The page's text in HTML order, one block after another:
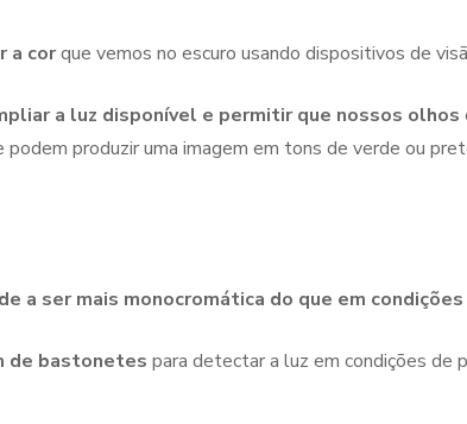
a corque vemos no escuro usando dispositivos de
a luz disponível e permitir que nossos olhos
produzir uma imagem em tons de verde ou
a ser mais monocromática do que em
de bastonetes para detectar a luz em condições de